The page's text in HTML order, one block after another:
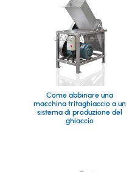
Come abbinare una
macchina tritaghiaccio a un
sistema di produzione del
ghiaccio